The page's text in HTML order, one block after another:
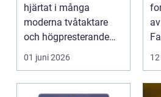
hjärtat i många
moderna tvåtaktare
och högpresterande
fyrtaktsmotorer. När
01 juni 2026